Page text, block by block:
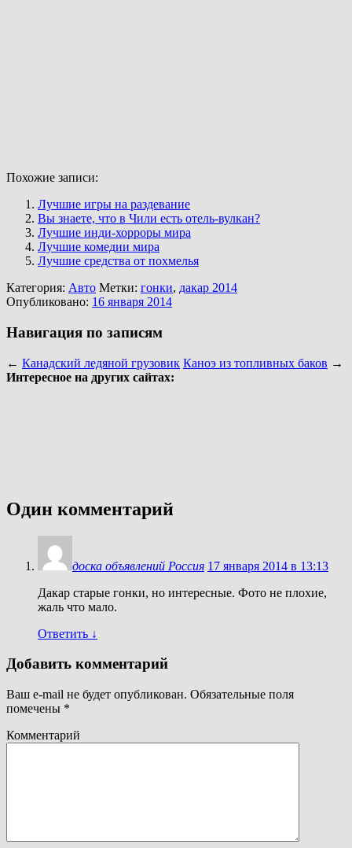
Похожие записи:
Лучшие игры на раздевание
Вы знаете, что в Чили есть отель-вулкан?
Лучшие инди-хорроры мира
Лучшие комедии мира
Лучшие средства от похмелья
Категория: Авто Метки: гонки, дакар 2014
Опубликовано: 16 января 2014
Навигация по записям
← Канадский ледяной грузовик Каноэ из топливных баков →
Интересное на других сайтах:
Один комментарий
доска объявлений Россия 17 января 2014 в 13:13
Дакар старые гонки, но интересные. Фото не плохие,
жаль что мало.
Ответить ↓
Добавить комментарий
Ваш e-mail не будет опубликован. Обязательные поля
помечены *
Комментарий